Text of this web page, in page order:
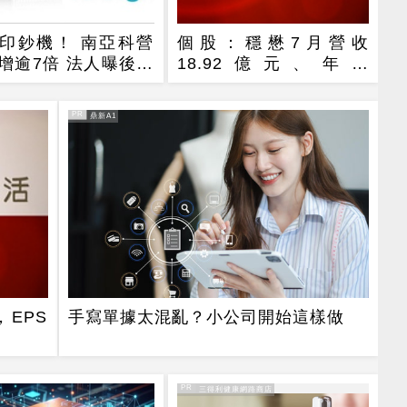
鈔機！ 南亞科營
逾7倍 法人曝後市
指標
個股：穩懋7月營收
18.92億元、年增
31.18%，H2旺季到來，
雙成長引擎啟動
EPS
PR
手寫單據太混亂？小公司開始這樣做
PR・鼎新A1
PR
PR・三得利健康網路商店